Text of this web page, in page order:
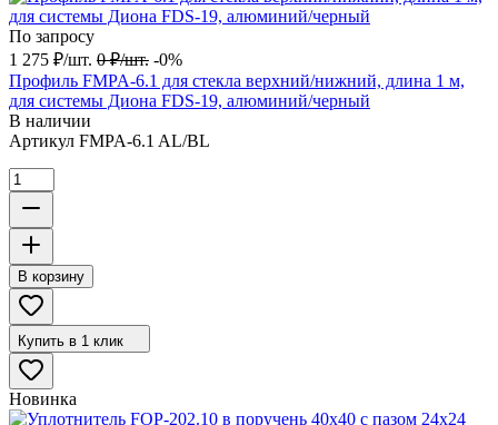
По запросу
1 275 ₽/шт. 0 ₽/шт. -0%
Профиль FMPA-6.1 для стекла верхний/нижний, длина 1 м,
для системы Диона FDS-19, алюминий/черный
В наличии
Артикул FMPA-6.1 AL/BL
В корзину
Купить в 1 клик
Новинка